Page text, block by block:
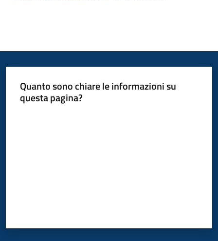
Quanto sono chiare le informazioni su
questa pagina?